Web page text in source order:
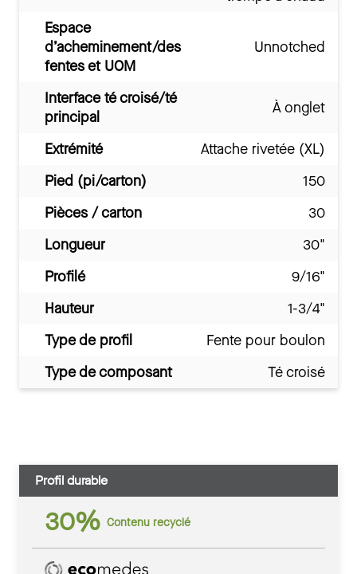
Espace
d’acheminement/des
fentes et UOM
Unnotched
Interface té croisé/té
principal
À onglet
Extrémité
Attache rivetée (XL)
Pied (pi/carton)
150
Pièces / carton
30
Longueur
30"
Profilé
9/16"
Hauteur
1-3/4"
Type de profil
Fente pour boulon
Type de composant
Té croisé
Profil durable
30% Contenu recyclé